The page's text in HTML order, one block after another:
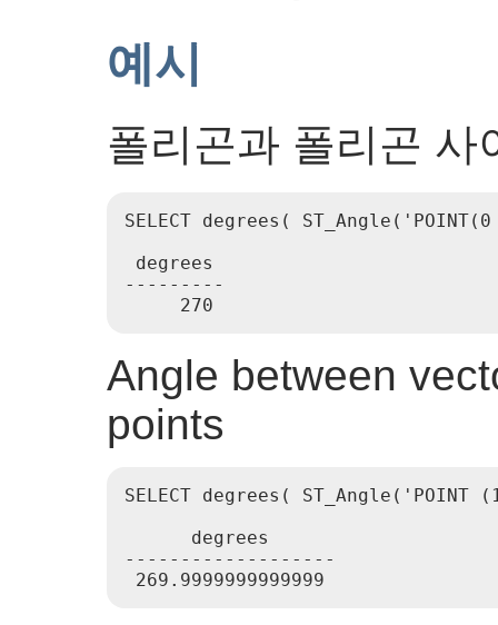
예시
폴리곤과 폴리곤 사
SELECT degrees(
degrees
---------
Angle between
points
SELECT degrees(
      degrees
-------------------